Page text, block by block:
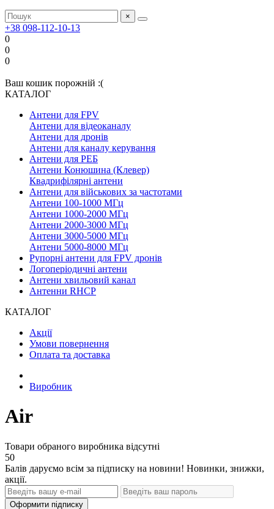
×
+38 098-112-10-13
0
0
0
Ваш кошик порожній :(
КАТАЛОГ
Антени для FPV
Антени для відеоканалу
Антени для дронів
Антени для каналу керування
Антени для РЕБ
Антени Конюшина (Клевер)
Квадрифілярні антени
Антени для військових за частотами
Антени 100-1000 МГц
Антени 1000-2000 МГц
Антени 2000-3000 МГц
Антени 3000-5000 МГц
Антени 5000-8000 МГц
Рупорні антени для FPV дронів
Логоперіодичні антени
Антени хвильовий канал
Антенни RHCP
КАТАЛОГ
Акції
Умови повернення
Оплата та доставка
Виробник
Air
Товари обраного виробника відсутні
50
Балів даруємо всім за підписку на новини! Новинки, знижки,
акції.
Оформити підписку